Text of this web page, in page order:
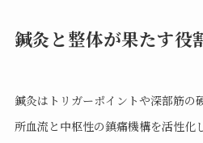
鍼灸と整体が果たす役
鍼灸はトリガーポイントや深部筋の
所血流と中枢性の鎮痛機構を活性化